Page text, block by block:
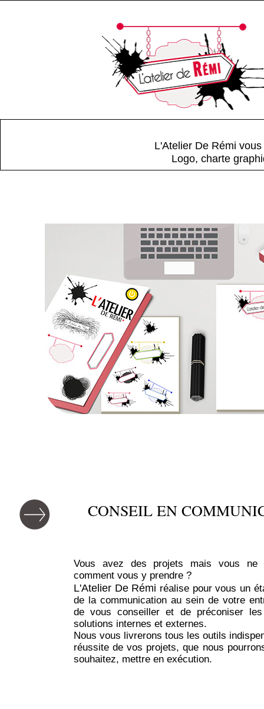
Vous avez des projets mais vous ne
comment vous y prendre ?
L'Atelier De Rémi réalise pour vous un
de la communication au sein de votre
de vous conseiller et de préconiser les
solutions internes et externes.
Nous vous livrerons tous les outils
réussite de vos projets, que nous
souhaitez, mettre en exécution.
L'Atelier De Rémi
Logo, charte
CONSEIL EN